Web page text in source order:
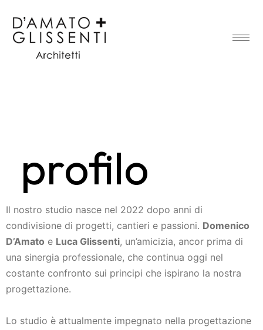
profilo
Il nostro studio nasce nel 2022 dopo anni di
condivisione di progetti, cantieri e passioni. Domenico
D’Amato e Luca Glissenti, un’amicizia, ancor prima di
una sinergia professionale, che continua oggi nel
costante confronto sui principi che ispirano la nostra
progettazione.
Lo studio è attualmente impegnato nella progettazione